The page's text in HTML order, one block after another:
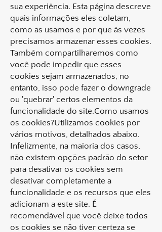
sua experiência. Esta página descreve
quais informações eles coletam,
como as usamos e por que às vezes
precisamos armazenar esses cookies.
Também compartilharemos como
você pode impedir que esses
cookies sejam armazenados, no
entanto, isso pode fazer o downgrade
ou 'quebrar' certos elementos da
funcionalidade do site.Como usamos
os cookies?Utilizamos cookies por
vários motivos, detalhados abaixo.
Infelizmente, na maioria dos casos,
não existem opções padrão do setor
para desativar os cookies sem
desativar completamente a
funcionalidade e os recursos que eles
adicionam a este site. É
recomendável que você deixe todos
os cookies se não tiver certeza se